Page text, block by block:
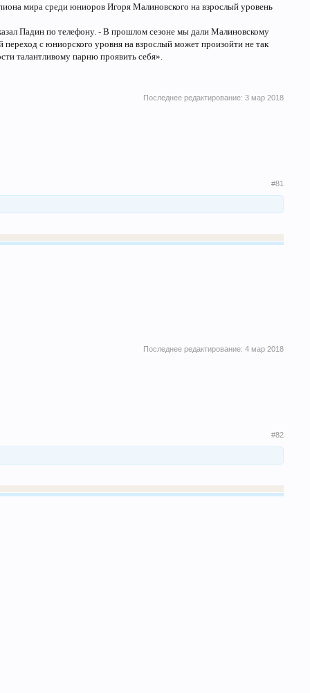
мира среди юниоров Игоря Малиновского на взрослый уровень
Падин по телефону. - В прошлом сезоне мы дали Малиновскому
с юниорского уровня на взрослый может произойти не так
талантливому парню проявить себя».
Последнее редактирование: 3 мар 2018
#81
Последнее редактирование: 4 мар 2018
#82